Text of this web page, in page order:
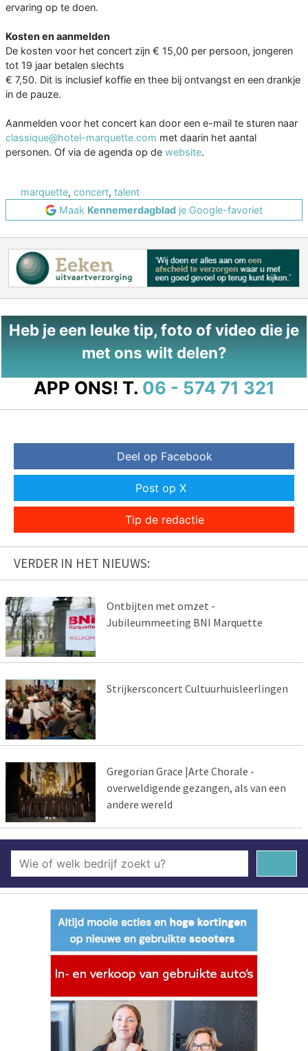
ervaring op te doen.
Kosten en aanmelden
De kosten voor het concert zijn € 15,00 per persoon, jongeren
tot 19 jaar betalen slechts
€ 7,50. Dit is inclusief koffie en thee bij ontvangst en een drankje
in de pauze.
Aanmelden voor het concert kan door een e-mail te sturen naar
classique@hotel-marquette.com met daarin het aantal
personen. Of via de agenda op de website.
marquette, concert, talent
Maak Kennemerdagblad je Google-favoriet
Heb je een leuke tip, foto of video die je
met ons wilt delen?
APP ONS! T. 06 - 574 71 321
Deel op Facebook
Post op X
Tip de redactie
VERDER IN HET NIEUWS:
Ontbijten met omzet -
Jubileummeeting BNI Marquette
Strijkersconcert Cultuurhuisleerlingen
Gregorian Grace |Arte Chorale -
overweldigende gezangen, als van een
andere wereld